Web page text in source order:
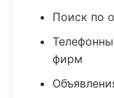
Поиск по
фирм